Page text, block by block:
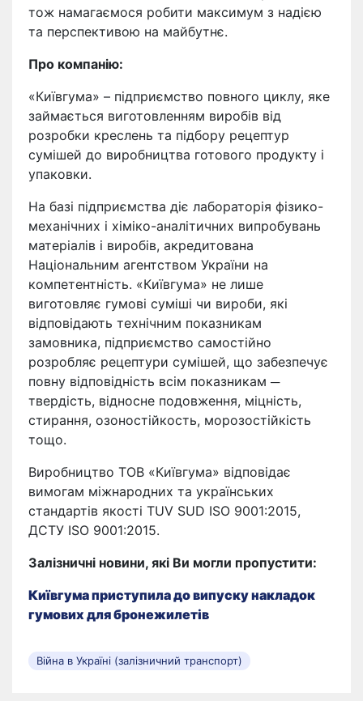
тож намагаємося робити максимум з надією
та перспективою на майбутнє.
Про компанію:
«Київгума» – підприємство повного циклу, яке
займається виготовленням виробів від
розробки креслень та підбору рецептур
сумішей до виробництва готового продукту і
упаковки.
На базі підприємства діє лабораторія фізико-
механічних і хіміко-аналітичних випробувань
матеріалів і виробів, акредитована
Національним агентством України на
компетентність. «Київгума» не лише
виготовляє гумові суміші чи вироби, які
відповідають технічним показникам
замовника, підприємство самостійно
розробляє рецептури сумішей, що забезпечує
повну відповідність всім показникам ─
твердість, відносне подовження, міцність,
стирання, озоностійкость, морозостійкість
тощо.
Виробництво ТОВ «Київгума» відповідає
вимогам міжнародних та українських
стандартів якості ТUV SUD ISO 9001:2015,
ДСТУ ISO 9001:2015.
Залізничні новини, які Ви могли пропустити:
Київгума приступила до випуску накладок
гумових для бронежилетів
Війна в Україні (залізничний транспорт)